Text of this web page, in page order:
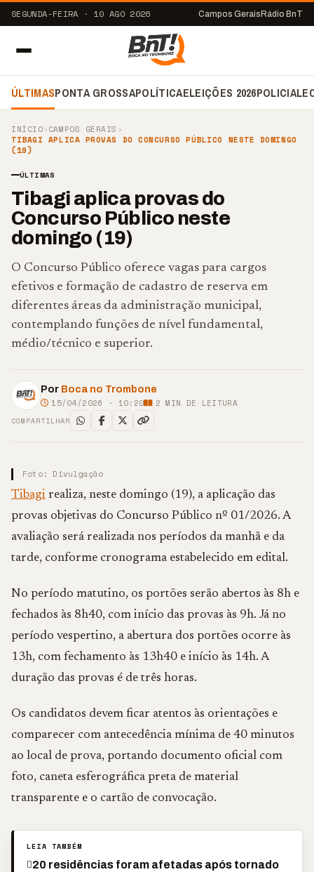
SEGUNDA-FEIRA · 10 AGO 2026 Campos Gerais Rádio BnT
ÚLTIMASPONTA GROSSAPOLÍTICAELEIÇÕES 2026POLICIAL
INÍCIO›CAMPOS GERAIS ›
TIBAGI APLICA PROVAS DO CONCURSO PÚBLICO NESTE DOMINGO
(19)
ÚLTIMAS
Tibagi aplica provas do
Concurso Público neste
domingo (19)
O Concurso Público oferece vagas para cargos
efetivos e formação de cadastro de reserva em
diferentes áreas da administração municipal,
contemplando funções de nível fundamental,
médio/técnico e superior.
Por Boca no Trombone
15/04/2026 · 10:20 2 MIN DE LEITURA
COMPARTILHAR
Foto: Divulgação
Tibagi realiza, neste domingo (19), a aplicação das
provas objetivas do Concurso Público nº 01/2026. A
avaliação será realizada nos períodos da manhã e da
tarde, conforme cronograma estabelecido em edital.
No período matutino, os portões serão abertos às 8h e
fechados às 8h40, com início das provas às 9h. Já no
período vespertino, a abertura dos portões ocorre às
13h, com fechamento às 13h40 e início às 14h. A
duração das provas é de três horas.
Os candidatos devem ficar atentos às orientações e
comparecer com antecedência mínima de 40 minutos
ao local de prova, portando documento oficial com
foto, caneta esferográfica preta de material
transparente e o cartão de convocação.
LEIA TAMBÉM
20 residências foram afetadas após tornado